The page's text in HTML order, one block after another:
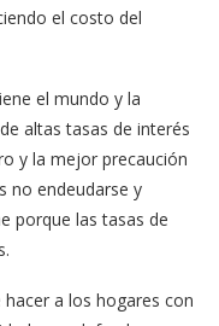
el costo del
el mundo y la
altas tasas de interés
y la mejor precaución
no endeudarse y
porque las tasas de
a los hogares con